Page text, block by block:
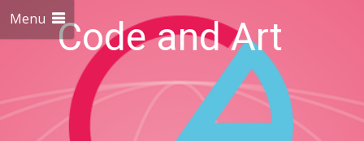
Code and Art
We love Code and Art
Menu